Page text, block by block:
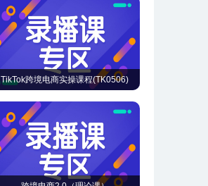
TikTok跨境电商实操课程(TK0506)